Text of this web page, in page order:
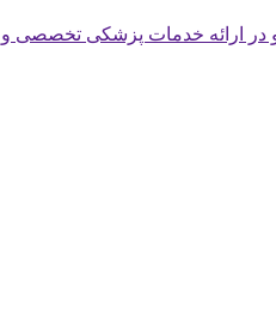
در ارائه خدمات پزشکی